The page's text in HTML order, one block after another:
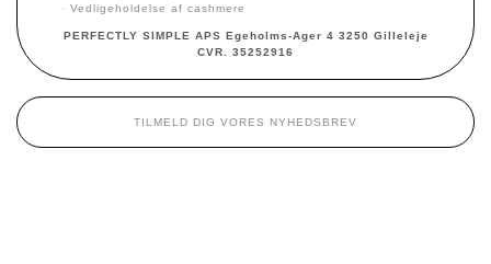
· Vedligeholdelse af cashmere
PERFECTLY SIMPLE APS Egeholms-Ager 4 3250 Gilleleje
CVR. 35252916
TILMELD DIG VORES NYHEDSBREV